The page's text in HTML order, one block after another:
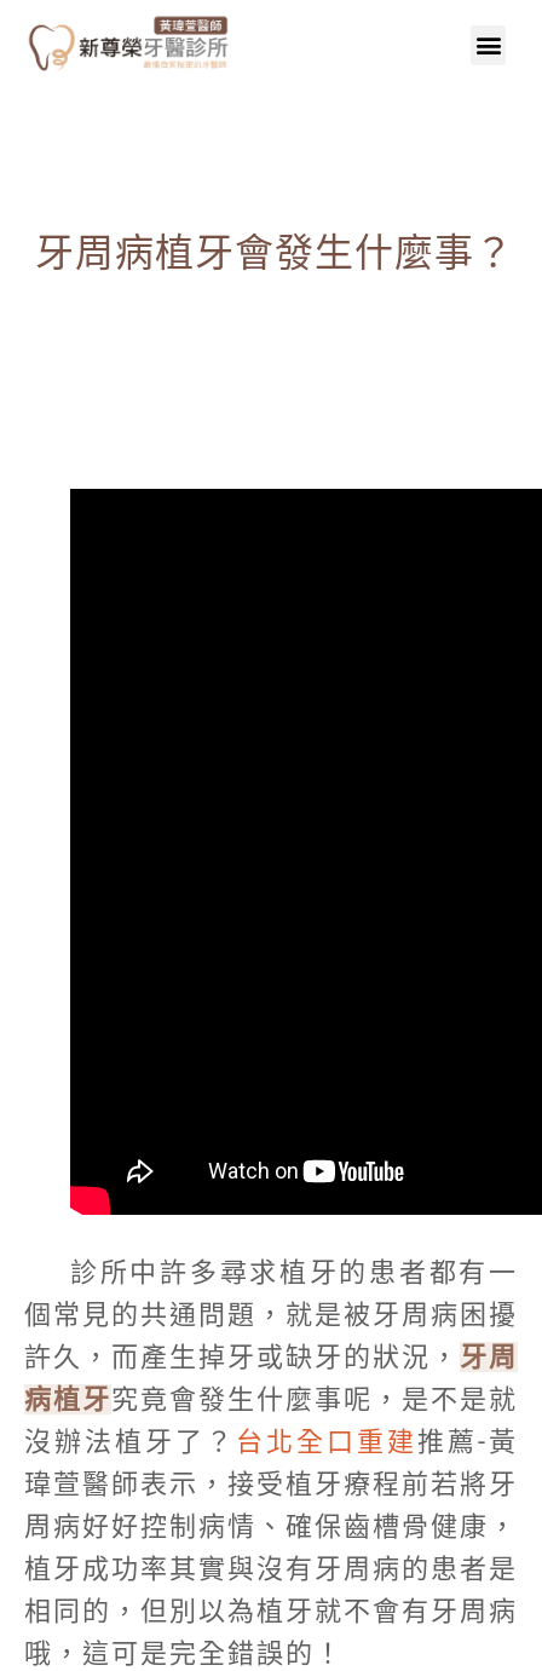
牙周病植牙會發生什麼事？
診所中許多尋求植牙的患者都有一
個常見的共通問題，就是被牙周病困擾
許久，而產生掉牙或缺牙的狀況， 牙周
病植牙究竟會發生什麼事呢，是不是就
沒辦法植牙了？ 台北全口重建 推薦-黃
瑋萱醫師表示，接受植牙療程前若將牙
周病好好控制病情、確保齒槽骨健康，
植牙成功率其實與沒有牙周病的患者是
相同的，但別以為植牙就不會有牙周病
哦，這可是完全錯誤的！